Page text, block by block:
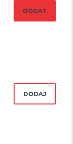
DODAT
DODAJ